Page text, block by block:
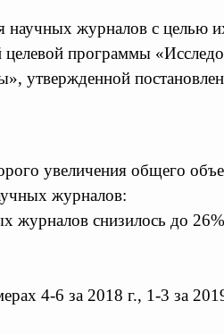
научных журналов с целью
программы
утвержденной
увеличения общего
журналов:
журналов снизилось до
4-6 за 2018 г., 1-3 за